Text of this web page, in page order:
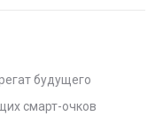
будущего
смарт-очков